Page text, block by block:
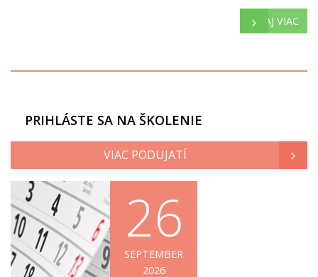
ČÍTAJ VIAC
PRIHLÁSTE SA NA ŠKOLENIE
VIAC PODUJATÍ
26
SEPTEMBER
2026